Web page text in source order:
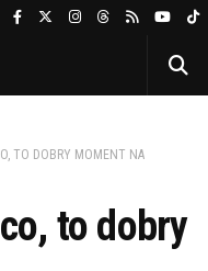
TO DOBRY MOMENT NA
to dobry